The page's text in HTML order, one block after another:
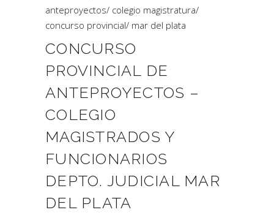
anteproyectos/ colegio magistratura/
concurso provincial/ mar del plata
CONCURSO
PROVINCIAL DE
ANTEPROYECTOS –
COLEGIO
MAGISTRADOS Y
FUNCIONARIOS
DEPTO. JUDICIAL MAR
DEL PLATA